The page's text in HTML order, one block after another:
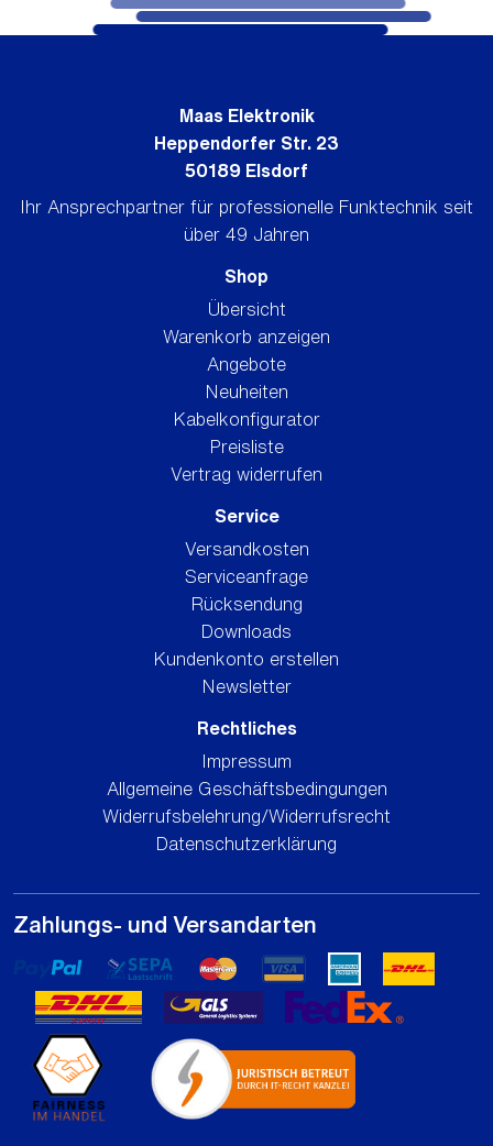
Shop
Übersicht
Warenkorb anzeigen
Angebote
Neuheiten
Kabelkonfigurator
Preisliste
Vertrag widerrufen
Service
Versandkosten
Serviceanfrage
Rücksendung
Downloads
Kundenkonto erstellen
Newsletter
Rechtliches
Impressum
Allgemeine Geschäftsbedingungen
Widerrufsbelehrung/Widerrufsrecht
Datenschutzerklärung
Maas Elektronik
Heppendorfer Str. 23
50189 Elsdorf
Ihr Ansprechpartner für professionelle Funktechnik seit
über 49 Jahren
Zahlungs- und Versandarten